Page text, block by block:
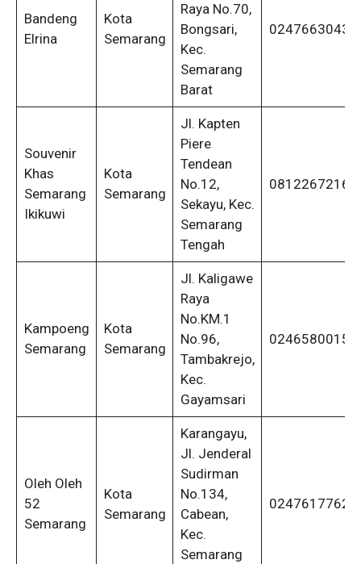
Bandeng
Elrina
Kota
Semarang
Raya No.70,
Bongsari,
Kec.
Semarang
Barat
02476630433
Souvenir
Khas
Semarang
Ikikuwi
Kota
Semarang
Jl. Kapten
Piere
Tendean
No.12,
Sekayu, Kec.
Semarang
Tengah
Kampoeng
Semarang
Kota
Semarang
Jl. Kaligawe
Raya
No.KM.1
No.96,
Tambakrejo,
Kec.
Gayamsari
0246580015
Oleh Oleh
52
Semarang
Kota
Semarang
Karangayu,
Jl. Jenderal
Sudirman
No.134,
Cabean,
Kec.
Semarang
0247617762